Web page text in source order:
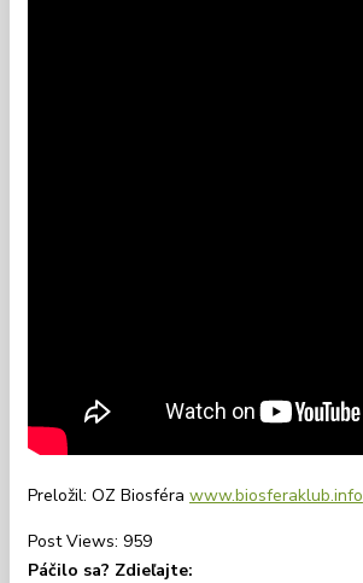
Preložil: OZ Biosféra www.biosferaklub.info
Post Views: 959
Páčilo sa? Zdieľajte: